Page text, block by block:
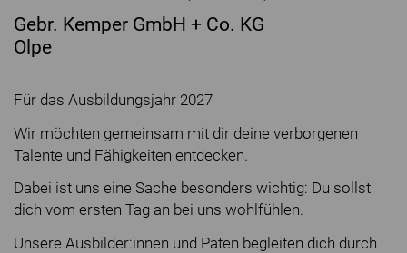
Gebr. Kemper GmbH + Co. KG
Olpe
Für das Ausbildungsjahr 2027
Wir möchten gemeinsam mit dir deine verborgenen
Talente und Fähigkeiten entdecken.
Dabei ist uns eine Sache besonders wichtig: Du sollst
dich vom ersten Tag an bei uns wohlfühlen.
Unsere Ausbilder:innen und Paten begleiten dich durch